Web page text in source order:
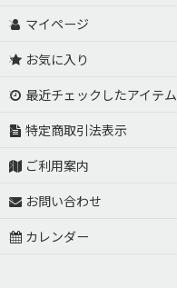
マイページ
お気に入り
最近チェックしたアイテム
特定商取引法表示
ご利用案内
お問い合わせ
カレンダー